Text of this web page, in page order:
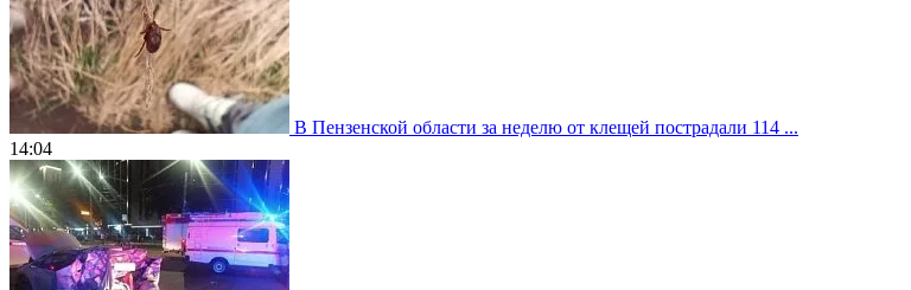
В Пензенской области за неделю от клещей пострадали 114 ...
14:04